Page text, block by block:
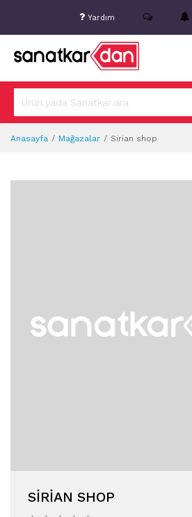
Yardım
Anasayfa Mağazalar Sirian shop
SIRIAN SHOP